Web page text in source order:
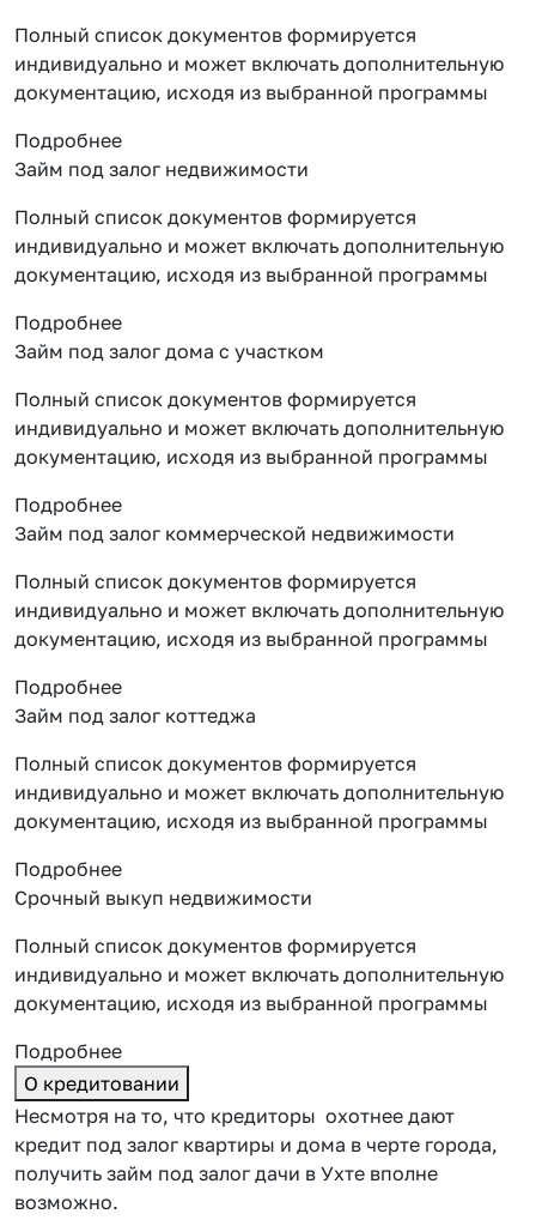
Полный список документов формируется
индивидуально и может включать дополнительную
документацию, исходя из выбранной программы
Подробнее
Займ под залог недвижимости
Полный список документов формируется
индивидуально и может включать дополнительную
документацию, исходя из выбранной программы
Подробнее
Займ под залог дома с участком
Полный список документов формируется
индивидуально и может включать дополнительную
документацию, исходя из выбранной программы
Подробнее
Займ под залог коммерческой недвижимости
Полный список документов формируется
индивидуально и может включать дополнительную
документацию, исходя из выбранной программы
Подробнее
Займ под залог коттеджа
Полный список документов формируется
индивидуально и может включать дополнительную
документацию, исходя из выбранной программы
Подробнее
Срочный выкуп недвижимости
Полный список документов формируется
индивидуально и может включать дополнительную
документацию, исходя из выбранной программы
Подробнее
О кредитовании
Несмотря на то, что кредиторы охотнее дают
кредит под залог квартиры и дома в черте города,
получить займ под залог дачи в Ухте вполне
возможно.